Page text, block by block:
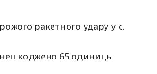
ракетного удару у с.
65 одиниць